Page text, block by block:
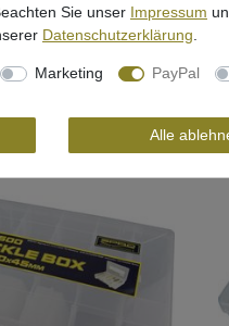
Warenkorb
Sie unser Impressum
Daten­schutz­erklärung
Marketing PayPal
Alle